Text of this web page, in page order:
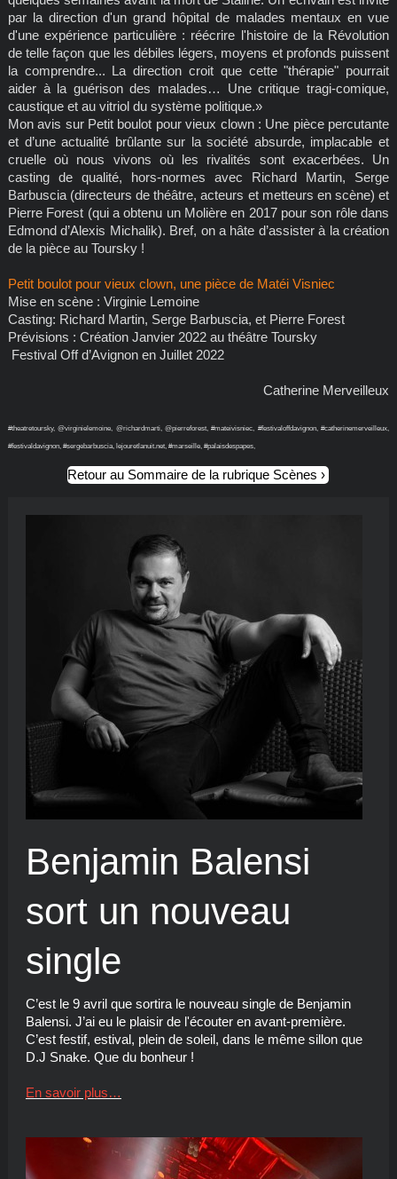
par la direction d'un grand hôpital de malades mentaux en vue
d'une expérience particulière : réécrire l'histoire de la Révolution
de telle façon que les débiles légers, moyens et profonds puissent
la comprendre... La direction croit que cette "thérapie" pourrait
aider à la guérison des malades… Une critique tragi-comique,
caustique et au vitriol du système politique.»
Mon avis sur Petit boulot pour vieux clown : Une pièce percutante
et d’une actualité brûlante sur la société absurde, implacable et
cruelle où nous vivons où les rivalités sont exacerbées. Un
casting de qualité, hors-normes avec Richard Martin, Serge
Barbuscia (directeurs de théâtre, acteurs et metteurs en scène) et
Pierre Forest (qui a obtenu un Molière en 2017 pour son rôle dans
Edmond d’Alexis Michalik). Bref, on a hâte d’assister à la création
de la pièce au Toursky !
Petit boulot pour vieux clown, une pièce de Matéi Visniec
Mise en scène : Virginie Lemoine
Casting: Richard Martin, Serge Barbuscia, et Pierre Forest
Prévisions : Création Janvier 2022 au théâtre Toursky
Festival Off d’Avignon en Juillet 2022
Catherine Merveilleux
#theatretoursky, @virginielemoine, @richardmarti, @pierreforest, #mateivisniec, #festivaloffdavignon, #catherinemerveilleux,
#festivaldavignon, #sergebarbuscia, lejouretlanuit.net, #marseille, #palaisdespapes,
Retour au Sommaire de la rubrique Scènes
Benjamin Balensi
sort un nouveau
single
C’est le 9 avril que sortira le nouveau single de Benjamin
Balensi. J’ai eu le plaisir de l'écouter en avant-première.
C’est festif, estival, plein de soleil, dans le même sillon que
D.J Snake. Que du bonheur !
En savoir plus…